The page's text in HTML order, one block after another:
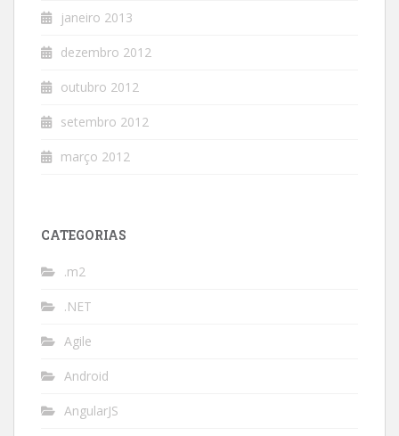
janeiro 2013
dezembro 2012
outubro 2012
setembro 2012
março 2012
CATEGORIAS
.m2
.NET
Agile
Android
AngularJS